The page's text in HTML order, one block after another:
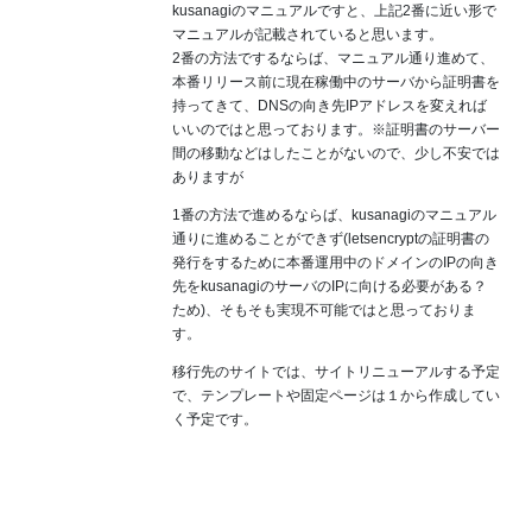
kusanagiのマニュアルですと、上記2番に近い形で
マニュアルが記載されていると思います。
2番の方法でするならば、マニュアル通り進めて、
本番リリース前に現在稼働中のサーバから証明書を
持ってきて、DNSの向き先IPアドレスを変えれば
いいのではと思っております。※証明書のサーバー
間の移動などはしたことがないので、少し不安では
ありますが
1番の方法で進めるならば、kusanagiのマニュアル
通りに進めることができず(letsencryptの証明書の
発行をするために本番運用中のドメインのIPの向き
先をkusanagiのサーバのIPに向ける必要がある？
ため)、そもそも実現不可能ではと思っておりま
す。
移行先のサイトでは、サイトリニューアルする予定
で、テンプレートや固定ページは１から作成してい
く予定です。